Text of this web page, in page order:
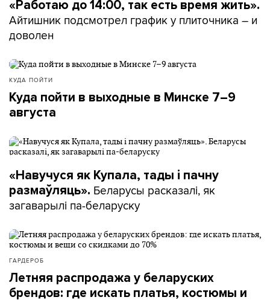
«Работаю до 14:00, так есть время жить».
Айтишник подсмотрел график у плиточника – и
доволен
КУДА ПОЙТИ
Куда пойти в выходные в Минске 7–9
августа
«Навучуся як Купала, тады і пачну
размаўляць». Беларусы расказалі, як
загаварылі па-беларуску
ГАРДЕРОБ
Летняя распродажа у беларуских
брендов: где искать платья, костюмы и